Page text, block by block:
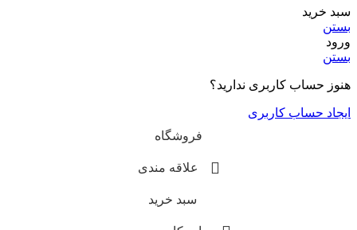
سبد خرید
بستن
ورود
بستن
هنوز حساب کاربری ندارید؟
ایجاد حساب کاربری
فروشگاه
علاقه مندی
سبد خرید